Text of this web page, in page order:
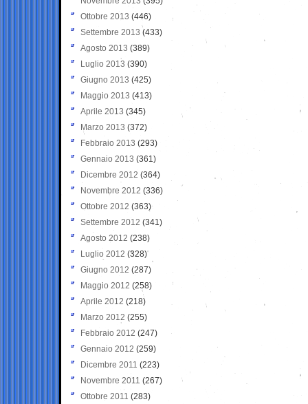
Ottobre 2013 (446)
Settembre 2013 (433)
Agosto 2013 (389)
Luglio 2013 (390)
Giugno 2013 (425)
Maggio 2013 (413)
Aprile 2013 (345)
Marzo 2013 (372)
Febbraio 2013 (293)
Gennaio 2013 (361)
Dicembre 2012 (364)
Novembre 2012 (336)
Ottobre 2012 (363)
Settembre 2012 (341)
Agosto 2012 (238)
Luglio 2012 (328)
Giugno 2012 (287)
Maggio 2012 (258)
Aprile 2012 (218)
Marzo 2012 (255)
Febbraio 2012 (247)
Gennaio 2012 (259)
Dicembre 2011 (223)
Novembre 2011 (267)
Ottobre 2011 (283)